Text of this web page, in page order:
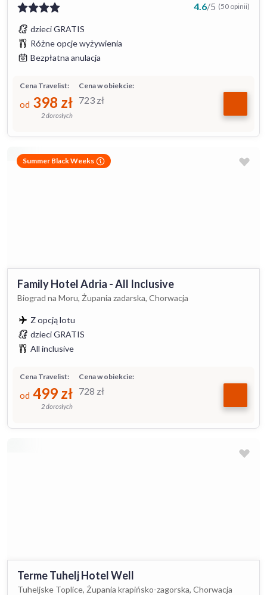
4.6/5 (50 opinii)
dzieci GRATIS
Różne opcje wyżywienia
Bezpłatna anulacja
Cena w obiekcie:
723 zł
Cena Travelist:
od 398 zł
2 dorosłych
Summer Black Weeks
Family Hotel Adria - All Inclusive
Biograd na Moru, Żupania zadarska, Chorwacja
Z opcją lotu
dzieci GRATIS
All inclusive
Cena w obiekcie:
728 zł
Cena Travelist:
od 499 zł
2 dorosłych
Terme Tuhelj Hotel Well
Tuheljske Toplice, Żupania krapińsko-zagorska, Chorwacja